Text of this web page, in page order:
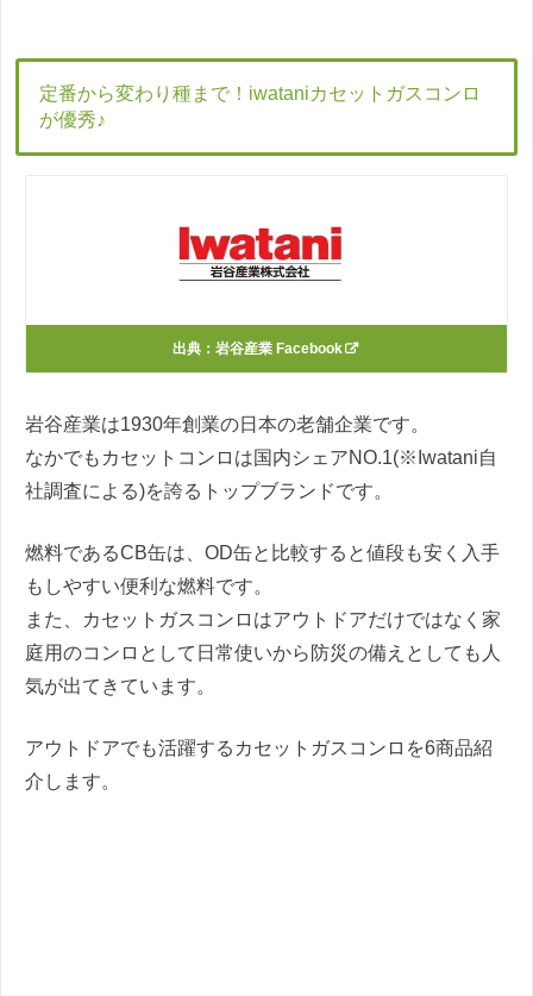
定番から変わり種まで！iwataniカセットガスコンロ
が優秀♪
出典： 岩谷産業 Facebook
岩谷産業は1930年創業の日本の老舗企業です。
なかでもカセットコンロは国内シェアNO.1(※Iwatani自
社調査による)を誇るトップブランドです。
燃料であるCB缶は、OD缶と比較すると値段も安く入手
もしやすい便利な燃料です。
また、カセットガスコンロはアウトドアだけではなく家
庭用のコンロとして日常使いから防災の備えとしても人
気が出てきています。
アウトドアでも活躍するカセットガスコンロを6商品紹
介します。